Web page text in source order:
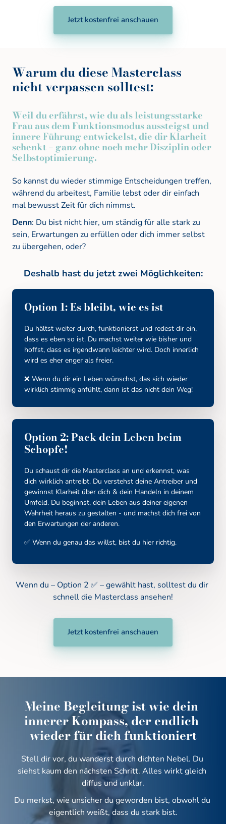
Jetzt kostenfrei anschauen
Warum du diese Masterclass
nicht verpassen solltest:
Weil du erfährst, wie du als
Frau aus dem Funktionsmodus aussteigst
innere Führung entwickelst, die dir
schenkt – ganz ohne noch mehr Disziplin
Selbstoptimierung.
So kannst du wieder stimmige Entscheidungen treffen,
während du arbeitest, Familie lebst oder dir einfach
mal bewusst Zeit für dich nimmst.
Denn: Du bist nicht hier, um ständig für alle stark zu
sein, Erwartungen zu erfüllen oder dich immer selbst
zu übergehen, oder?
Deshalb hast du jetzt zwei Möglichkeiten:
Option 1: Es bleibt, wie es ist
Du hältst weiter durch, funktionierst und redest dir ein,
dass es eben so ist. Du machst weiter wie bisher und
hoffst, dass es irgendwann leichter wird. Doch innerlich
wird es eher enger als freier.
❌ Wenn du dir ein Leben wünschst, das sich wieder
wirklich stimmig anfühlt, dann ist das nicht dein Weg!
Option 2: Pack dein Leben
Schopfe!
Du schaust dir die Masterclass an und erkennst, was
dich wirklich antreibt. Du verstehst deine Antreiber und
gewinnst Klarheit über dich & dein Handeln in deinem
Umfeld. Du beginnst, dein Leben aus deiner eigenen
Wahrheit heraus zu gestalten - und machst dich frei von
den Erwartungen der anderen.
✅ Wenn du genau das willst, bist du hier richtig.
Wenn du – Option 2 ✅ – gewählt hast, solltest du dir
schnell die Masterclass ansehen!
Jetzt kostenfrei anschauen
Meine Begleitung ist wie dein
innerer Kompass, der endlich
wieder für dich funktioniert
Stell dir vor, du wanderst durch dichten Nebel. Du
siehst kaum den nächsten Schritt. Alles wirkt gleich
diffus und unklar.
Du merkst, wie unsicher du geworden bist, obwohl du
eigentlich weißt, dass du stark bist.